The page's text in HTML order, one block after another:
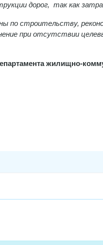
дорог, так как
по строительству,
при отсутствии
жилищно-